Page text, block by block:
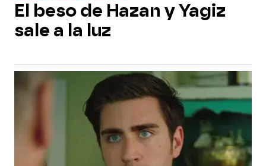
El beso de Hazan y Yagiz
sale a la luz